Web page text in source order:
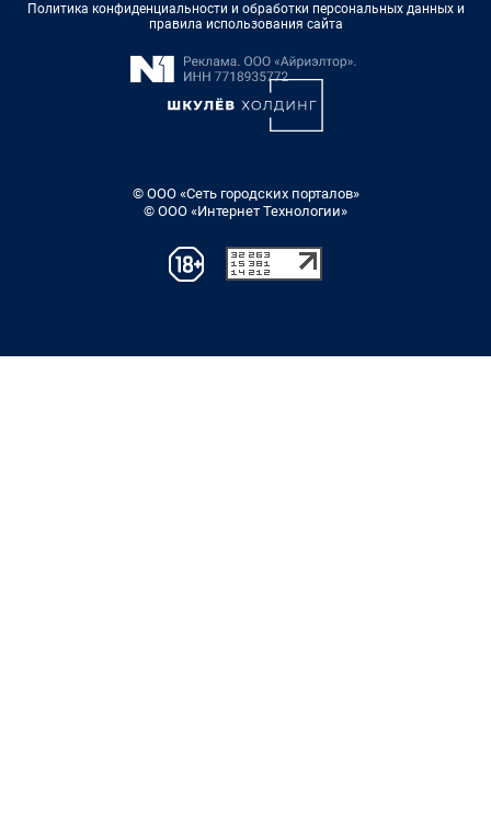
Политика конфиденциальности и обработки персональных данных и
правила использования сайта
© ООО «Сеть городских порталов»
© ООО «Интернет Технологии»